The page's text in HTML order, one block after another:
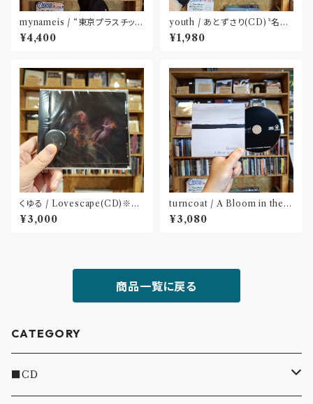
mynameis / “東京プラスチッ
ク” LP(12 inch)
¥4,400
youth / あとずさり(CD)〝名古
屋〟
¥1,980
くゆる / Lovescape(CD)※特
典 : 缶バッヂ
¥3,000
turncoat / A Bloom in the
Dust(CD)〝四国〟
¥3,080
商品一覧に戻る
CATEGORY
■CD